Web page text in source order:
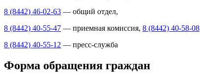
8 (8442) 46-02-63 — общий отдел,
8 (8442) 40-55-47 — приемная комиссия, 8 (8442) 40-58-08
8 (8442) 40-55-12 — пресс-служба
Форма обращения граждан